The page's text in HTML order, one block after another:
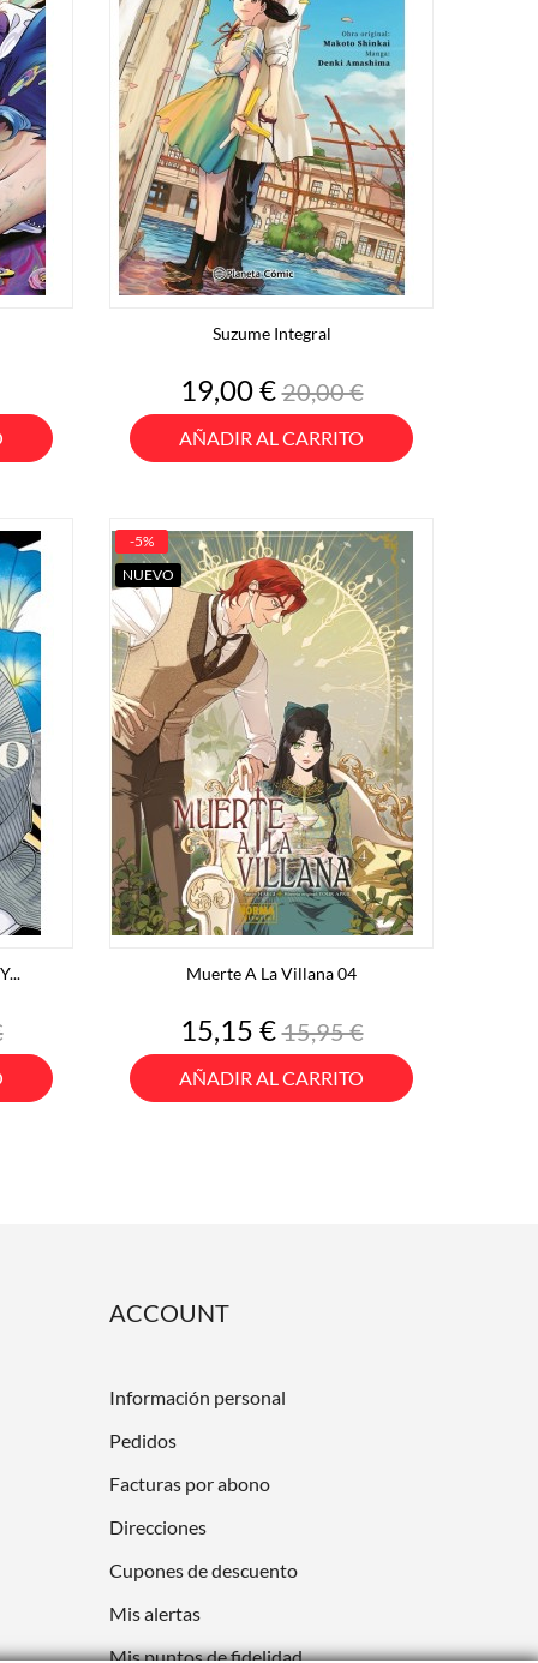
Suzume Integral
Precio
19,00 €Precio
base
20,00 €
AÑADIR AL CARRITO
Muerte A La Villana 04
Precio
15,15 €Precio
base
15,95 €
AÑADIR AL CARRITO
-5%
NUEVO
ACCOUNT
Información personal
Pedidos
Facturas por abono
Direcciones
Cupones de descuento
Mis alertas
Mis puntos de fidelidad